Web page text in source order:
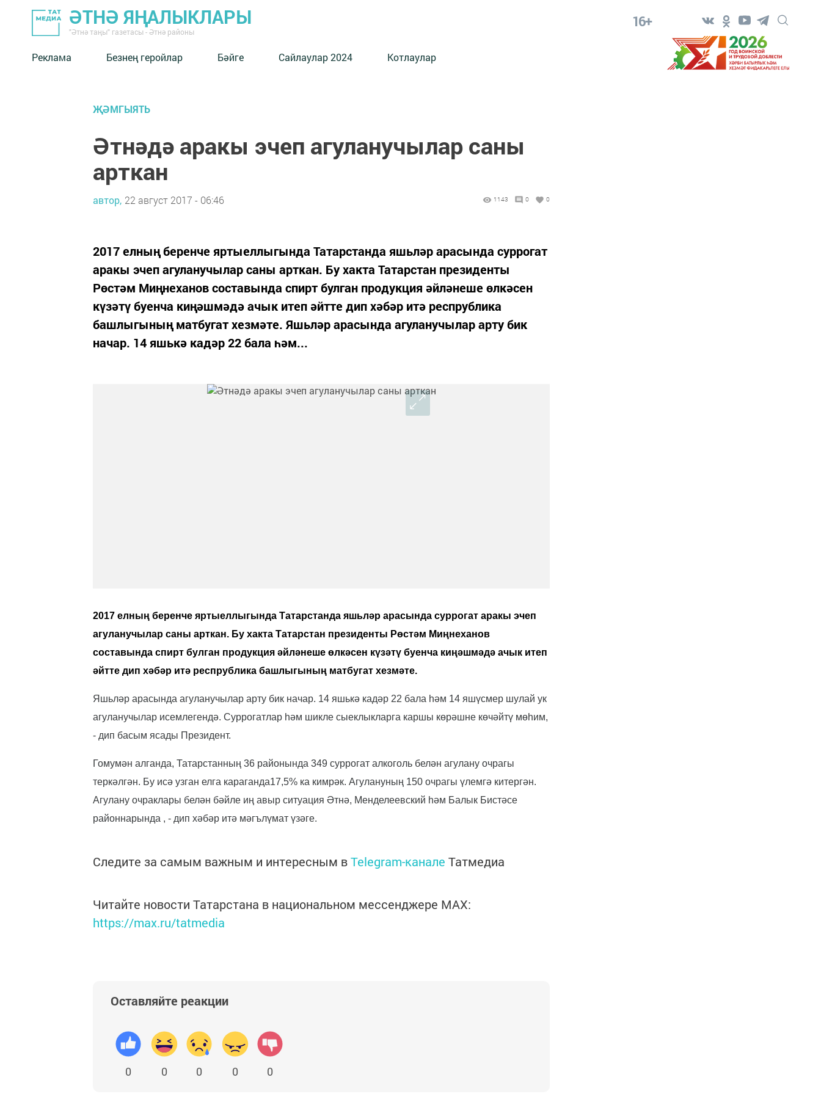
ӘТНӘ ЯҢАЛЫКЛАРЫ
"Әтнә таңы" газетасы - Әтнә районы
16+
Реклама Безнең геройлар Бәйге Сайлаулар 2024 Котлаулар
ҖӘМГЫЯТЬ
Әтнәдә аракы эчеп агуланучылар саны
арткан
автор, 22 август 2017 - 06:46 1143 0 0
2017 елның беренче яртыеллыгында Татарстанда яшьләр арасында суррогат
аракы эчеп агуланучылар саны арткан. Бу хакта Татарстан президенты
Рөстәм Миңнеханов составында спирт булган продукция әйләнеше өлкәсен
күзәтү буенча киңәшмәдә ачык итеп әйтте дип хәбәр итә респрублика
башлыгының матбугат хезмәте. Яшьләр арасында агуланучылар арту бик
начар. 14 яшькә кадәр 22 бала һәм...
2017 елның беренче яртыеллыгында Татарстанда яшьләр арасында суррогат аракы эчеп
агуланучылар саны арткан. Бу хакта Татарстан президенты Рөстәм Миңнеханов
составында спирт булган продукция әйләнеше өлкәсен күзәтү буенча киңәшмәдә ачык итеп
әйтте дип хәбәр итә респрублика башлыгының матбугат хезмәте.
Яшьләр арасында агуланучылар арту бик начар. 14 яшькә кадәр 22 бала һәм 14 яшүсмер шулай ук
агуланучылар исемлегендә. Суррогатлар һәм шикле сыеклыкларга каршы көрәшне көчәйтү мөһим,
- дип басым ясады Президент.
Гомумән алганда, Татарстанның 36 районында 349 суррогат алкоголь белән агулану очрагы
теркәлгән. Бу исә узган елга караганда17,5% ка кимрәк. Агулануның 150 очрагы үлемгә китергән.
Агулану очраклары белән бәйле иң авыр ситуация Әтнә, Менделеевский һәм Балык Бистәсе
районнарында , - дип хәбәр итә мәгълүмат үзәге.
Следите за самым важным и интересным вTelegram-канале Татмедиа
Читайте новости Татарстана в национальном мессенджере MАХ:
https://max.ru/tatmedia
Оставляйте реакции
0 0 0 0 0